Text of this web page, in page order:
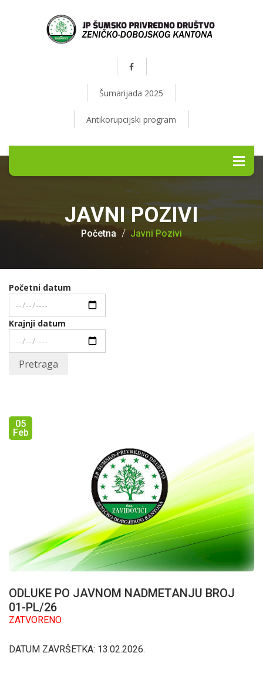
Šumarijada 2025
Antikorupcijski program
JAVNI POZIVI
Početna Javni Pozivi
Početni datum
Krajnji datum
Pretraga
05
Feb
ODLUKE PO JAVNOM NADMETANJU BROJ
01-PL/26
ZATVORENO
DATUM ZAVRŠETKA: 13.02.2026.